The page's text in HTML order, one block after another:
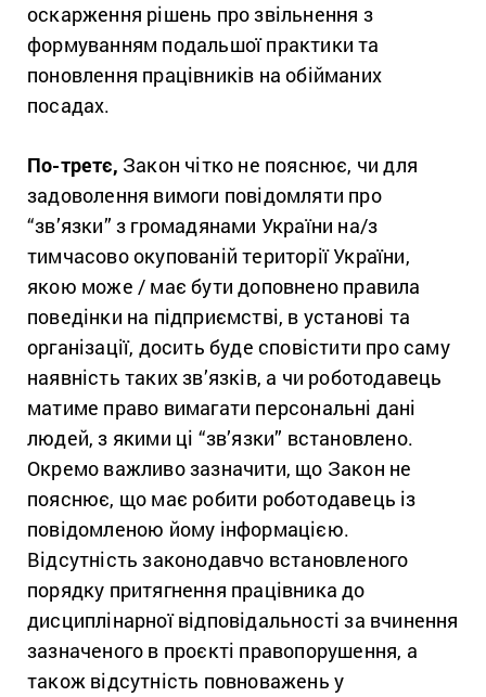
оскарження рішень про звільнення з
формуванням подальшої практики та
поновлення працівників на обійманих
посадах.
По-третє, Закон чітко не пояснює, чи для
задоволення вимоги повідомляти про
“зв’язки” з громадянами України на/з
тимчасово окупованій території України,
якою може / має бути доповнено правила
поведінки на підприємстві, в установі та
організації, досить буде сповістити про саму
наявність таких зв’язків, а чи роботодавець
матиме право вимагати персональні дані
людей, з якими ці “зв’язки” встановлено.
Окремо важливо зазначити, що Закон не
пояснює, що має робити роботодавець із
повідомленою йому інформацією.
Відсутність законодавчо встановленого
порядку притягнення працівника до
дисциплінарної відповідальності за вчинення
зазначеного в проєкті правопорушення, а
також відсутність повноважень у